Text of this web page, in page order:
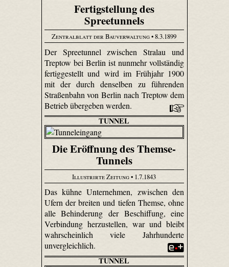
Fertigstellung des
Spreetunnels
Zentralblatt der Bauverwaltung• 8.3.1899
Der Spreetunnel zwischen Stralau und
Treptow bei Berlin ist nunmehr vollständig
fertiggestellt und wird im Frühjahr 1900
mit der durch denselben zu führenden
Straßenbahn von Berlin nach Treptow dem
Betrieb übergeben werden.
TUNNEL
Die Eröffnung des Themse-
Tunnels
Illustrirte Zeitung• 1.7.1843
Das kühne Unternehmen, zwischen den
Ufern der breiten und tiefen Themse, ohne
alle Behinderung der Beschiffung, eine
Verbindung herzustellen, war und bleibt
wahrscheinlich viele Jahrhunderte
unvergleichlich.
TUNNEL